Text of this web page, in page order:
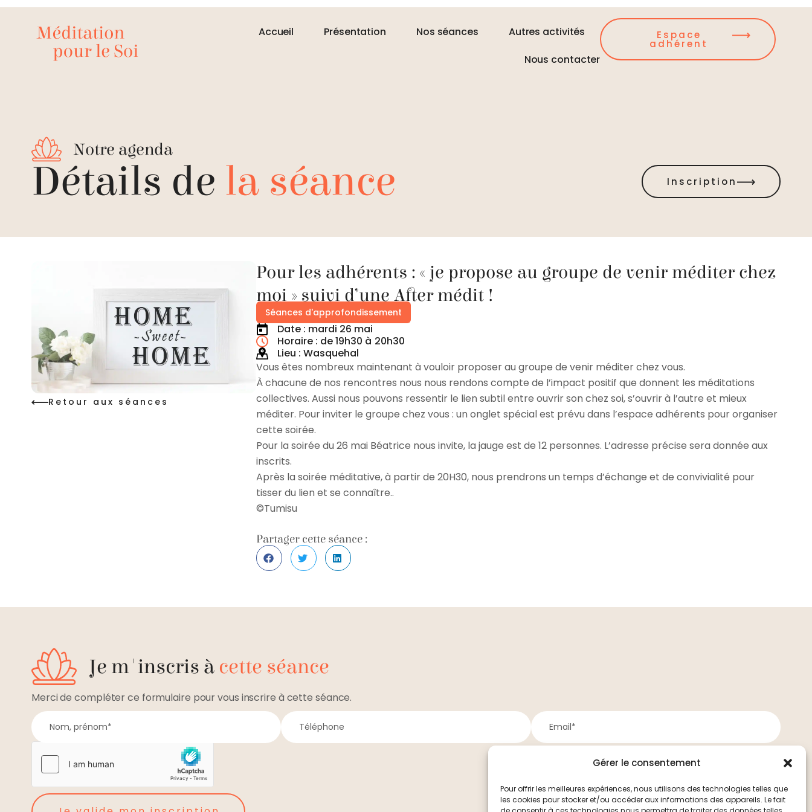
Gérer le consentement
Pour offrir les meilleures expériences, nous utilisons des technologies telles que
les cookies pour stocker et/ou accéder aux informations des appareils. Le fait
Accueil Présentation Nos séances
Autres activités
Nous contacter
Espace
adhérent
Notre agenda
Détails de la séance Inscription
Retour aux séances
Pour les adhérents : « je propose au groupe de venir méditer chez
moi » suivi d’une After médit !
Séances d'approfondissement
Date : mardi 26 mai
Horaire : de 19h30 à 20h30
Lieu : Wasquehal
Vous êtes nombreux maintenant à vouloir proposer au groupe de venir méditer chez vous.
À chacune de nos rencontres nous nous rendons compte de l’impact positif que donnent les méditations
collectives. Aussi nous pouvons ressentir le lien subtil entre ouvrir son chez soi, s’ouvrir à l’autre et mieux
méditer. Pour inviter le groupe chez vous : un onglet spécial est prévu dans l’espace adhérents pour organiser
cette soirée.
Pour la soirée du 26 mai Béatrice nous invite, la jauge est de 12 personnes. L’adresse précise sera donnée aux
inscrits.
Après la soirée méditative, à partir de 20H30, nous prendrons un temps d’échange et de convivialité pour
tisser du lien et se connaître..
©Tumisu
Partager cette séance :
Je m'inscris à cette séance
Merci de compléter ce formulaire pour vous inscrire à cette séance.